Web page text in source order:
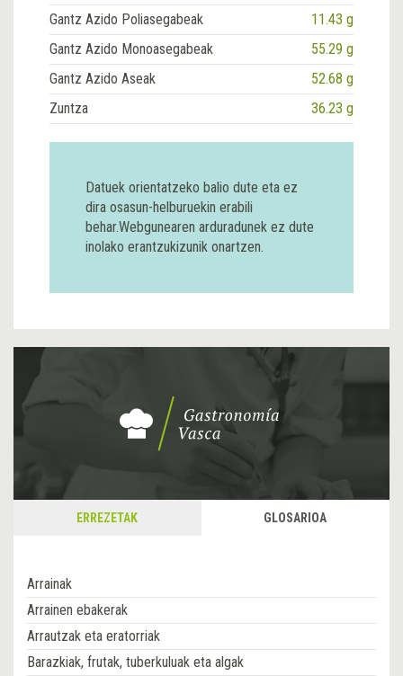
Gantz Azido Poliasegabeak
11.43 g
Gantz Azido Monoasegabeak
55.29 g
Gantz Azido Aseak
52.68 g
Zuntza
36.23 g
Datuek orientatzeko balio dute eta ez
dira osasun-helburuekin erabili
behar.Webgunearen arduradunek ez dute
inolako erantzukizunik onartzen.
ERREZETAK GLOSARIOA
Arrainak
Arrainen ebakerak
Arrautzak eta eratorriak
Barazkiak, frutak, tuberkuluak eta algak